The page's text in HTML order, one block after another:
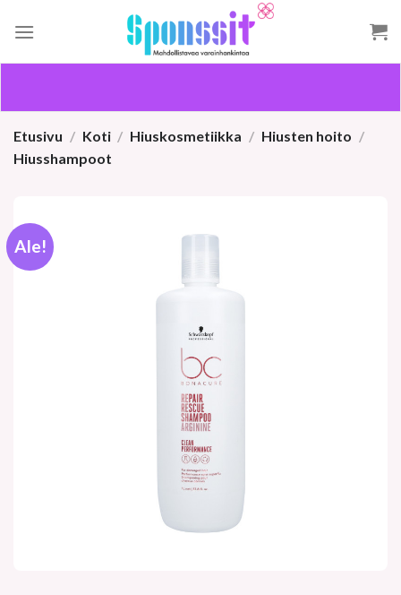
Etusivu / Koti / Hiuskosmetiikka / Hiusten hoito /
Hiusshampoot
Ale!